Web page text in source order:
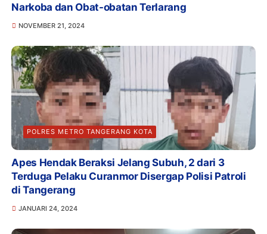
Narkoba dan Obat-obatan Terlarang
NOVEMBER 21, 2024
POLRES METRO TANGERANG KOTA
Apes Hendak Beraksi Jelang Subuh, 2 dari 3
Terduga Pelaku Curanmor Disergap Polisi Patroli
di Tangerang
JANUARI 24, 2024